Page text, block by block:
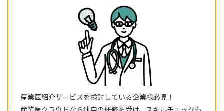
産業医紹介サービスを検討している企業様必見！